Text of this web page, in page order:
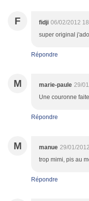
F fidji 06/02/2012
super original
Répondre
M marie-paule 29/
Une couronne
Répondre
M manue 29/01/
trop mimi, pis au
Répondre